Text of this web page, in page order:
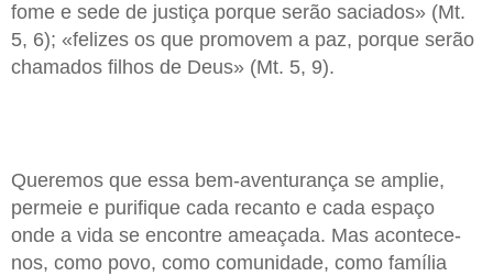
fome e sede de justiça porque serão saciados» (Mt.
5, 6); «felizes os que promovem a paz, porque serão
chamados filhos de Deus» (Mt. 5, 9).
Queremos que essa bem-aventurança se amplie,
permeie e purifique cada recanto e cada espaço
onde a vida se encontre ameaçada. Mas acontece-
nos, como povo, como comunidade, como família